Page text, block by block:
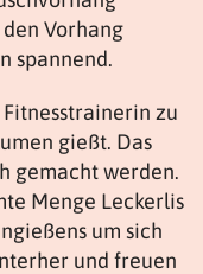
Vorhang
spannend.
zu
gießt. Das
gemacht werden.
Menge Leckerlis
um sich
und freuen